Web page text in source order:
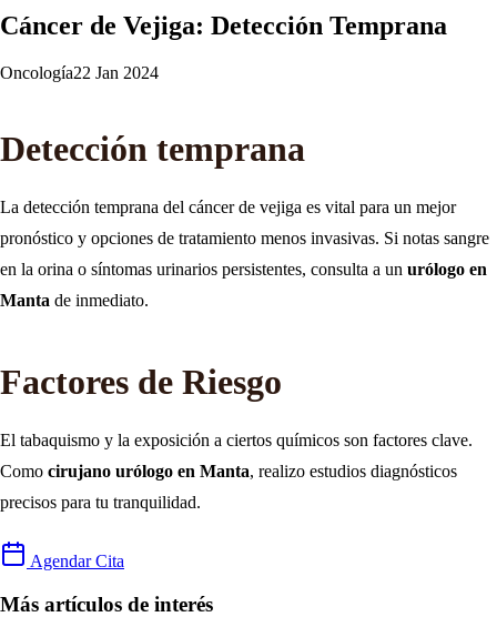
Cáncer de Vejiga: Detección Temprana
Oncología22 Jan 2024
Detección temprana
La detección temprana del cáncer de vejiga es vital para un mejor
pronóstico y opciones de tratamiento menos invasivas. Si notas sangre
en la orina o síntomas urinarios persistentes, consulta a un urólogo en
Manta de inmediato.
Factores de Riesgo
El tabaquismo y la exposición a ciertos químicos son factores clave.
Como cirujano urólogo en Manta, realizo estudios diagnósticos
precisos para tu tranquilidad.
Agendar Cita
Más artículos de interés